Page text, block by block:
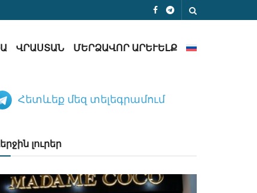
ՎՐԱՍՏԱՆ ՄԵՐՁԱՎՈՐ ԱՐԵՒԵԼՔ
Հետևեք մեզ տելեգրամում
լուրեր